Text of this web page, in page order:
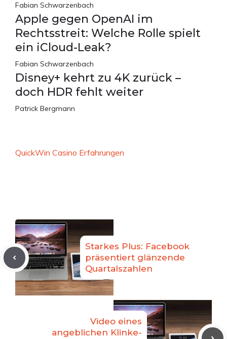
Fabian Schwarzenbach
Apple gegen OpenAI im
Rechtsstreit: Welche Rolle spielt
ein iCloud-Leak?
Fabian Schwarzenbach
Disney+ kehrt zu 4K zurück –
doch HDR fehlt weiter
Patrick Bergmann
QuickWin Casino Erfahrungen
Starkes Plus: Facebook
präsentiert glänzende
Quartalszahlen
Video eines
angeblichen Klinke-